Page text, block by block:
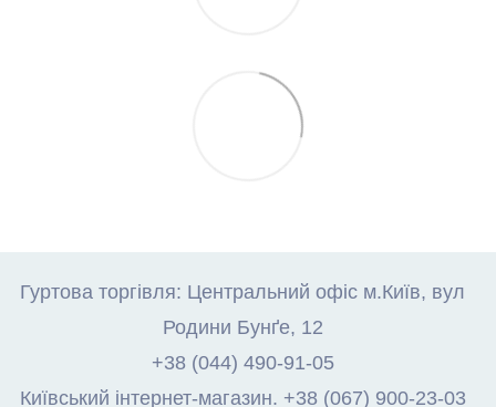
Гуртова торгівля: Центральний офіс м.Київ, вул
Родини Бунґе, 12
+38 (044) 490-91-05
Київський інтернет-магазин. +38 (067) 900-23-03